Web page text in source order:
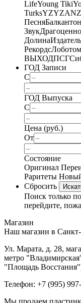
LifeYoung Tiki
TurksYZYZAN
ПесняБалкантон
Звук
Долина
Рекордс
ВЫХОДПСГ
ГОД Записи
С
ГОД Выпуска
С
Цена (руб.)
От
Состояние
Оригинал
Раритеты
Сбросить
Поиск только
перейдите,
Магазин
Наш магазин в
Ул. Марата, д. 28,
метро
"Площадь
Телефон: +7 (995)